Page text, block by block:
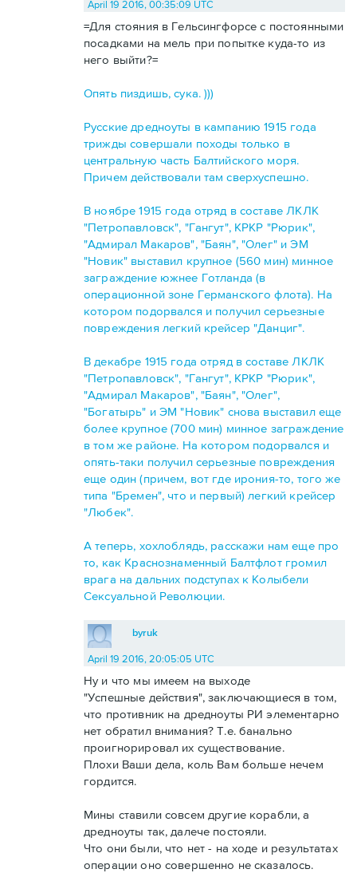
April 19 2016, 00:35:09 UTC
=Для стояния в Гельсингфорсе с постоянными
посадками на мель при попытке куда-то из
него выйти?=
Опять пиздишь, сука. )))
Русские дредноуты в кампанию 1915 года
трижды совершали походы только в
центральную часть Балтийского моря.
Причем действовали там сверхуспешно.
В ноябре 1915 года отряд в составе ЛКЛК
"Петропавловск", "Гангут", КРКР "Рюрик",
"Адмирал Макаров", "Баян", "Олег" и ЭМ
"Новик" выставил крупное (560 мин) минное
заграждение южнее Готланда (в
операционной зоне Германского флота). На
котором подорвался и получил серьезные
повреждения легкий крейсер "Данциг".
В декабре 1915 года отряд в составе ЛКЛК
"Петропавловск", "Гангут", КРКР "Рюрик",
"Адмирал Макаров", "Баян", "Олег",
"Богатырь" и ЭМ "Новик" снова выставил еще
более крупное (700 мин) минное заграждение
в том же районе. На котором подорвался и
опять-таки получил серьезные повреждения
еще один (причем, вот где ирония-то, того же
типа "Бремен", что и первый) легкий крейсер
"Любек".
А теперь, хохлоблядь, расскажи нам еще про
то, как Краснознаменный Балтфлот громил
врага на дальних подступах к Колыбели
Сексуальной Революции.
byruk
April 19 2016, 20:05:05 UTC
Ну и что мы имеем на выходе
"Успешные действия", заключающиеся в том,
что противник на дредноуты РИ элементарно
нет обратил внимания? Т.е. банально
проигнорировал их существование.
Плохи Ваши дела, коль Вам больше нечем
гордится.
Мины ставили совсем другие корабли, а
дредноуты так, далече постояли.
Что они были, что нет - на ходе и результатах
операции оно совершенно не сказалось.